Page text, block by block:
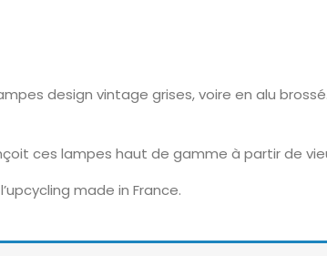
design vintage grises, voire en alu
ces lampes haut de gamme à partir de
made in France.